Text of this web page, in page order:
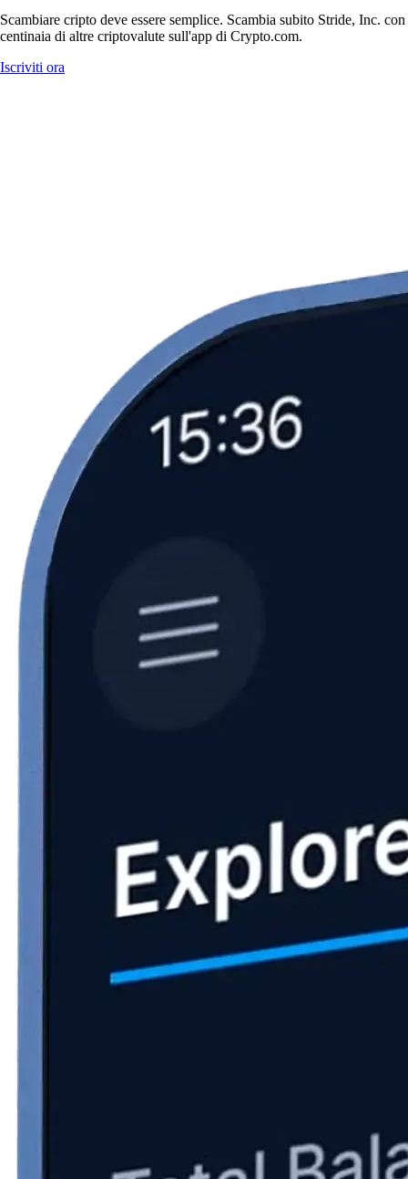
Scambiare cripto deve essere semplice. Scambia subito Stride, Inc. con
centinaia di altre criptovalute sull'app di Crypto.com.
Iscriviti ora